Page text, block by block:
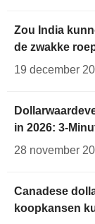
Zou India
de zwakke
19 december
in 2026: 3-
28 november
Canadese
koopkansen